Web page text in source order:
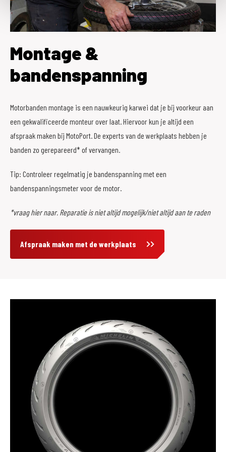
Montage &
bandenspanning
Motorbanden montage is een nauwkeurig karwei dat je bij voorkeur aan
een gekwalificeerde monteur over laat. Hiervoor kun je altijd een
afspraak maken bij MotoPort. De experts van de werkplaats hebben je
banden zo gerepareerd* of vervangen.
Tip: Controleer regelmatig je bandenspanning met een
bandenspanningsmeter voor de motor.
*vraag hier naar. Reparatie is niet altijd mogelijk/niet altijd aan te raden
Afspraak maken met de werkplaats